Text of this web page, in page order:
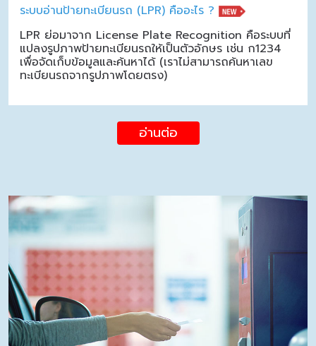
ระบบอ่านป้ายทะเบียนรถ (LPR) คืออะไร ?
LPR ย่อมาจาก License Plate Recognition คือระบบที่
แปลงรูปภาพป้ายทะเบียนรถให้เป็นตัวอักษร เช่น ก1234
เพื่อจัดเก็บข้อมูลและค้นหาได้ (เราไม่สามารถค้นหาเลข
ทะเบียนรถจากรูปภาพโดยตรง)
อ่านต่อ